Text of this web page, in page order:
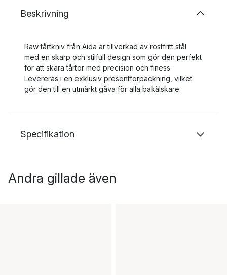
Beskrivning
Raw tårtkniv från Aida är tillverkad av rostfritt stål
med en skarp och stilfull design som gör den perfekt
för att skära tårtor med precision och finess.
Levereras i en exklusiv presentförpackning, vilket
gör den till en utmärkt gåva för alla bakälskare.
Specifikation
Andra gillade även